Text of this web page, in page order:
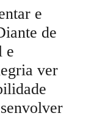
e
de
e
ver